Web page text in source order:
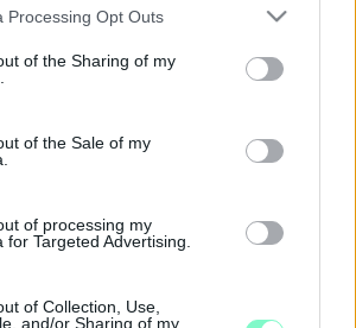
website/app uses one or more Google
or usage behaviour. You may click to
to Google and its third-party tags to
specified purposes in below Google
Processing Opt Outs
of the Sharing of my
of the Sale of my
of processing my
for Targeted Advertising.
of Collection, Use,
and/or Sharing of my
ÚJRA MEGNYITOTTÁK -
A NÉPSZERŰ VIZES
KEZDŐDIK A GYŐRI
alapján avatkoznak be, a cél a